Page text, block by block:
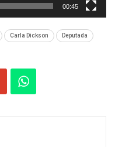
00:45
Carla Dickson Deputada